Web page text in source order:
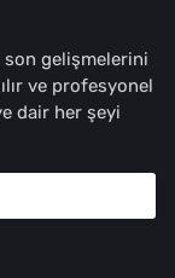
son gelişmelerini
ve profesyonel
dair her şeyi